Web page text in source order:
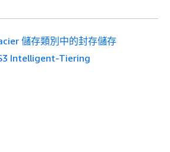
儲存類別中的封存儲存
Intelligent-Tiering